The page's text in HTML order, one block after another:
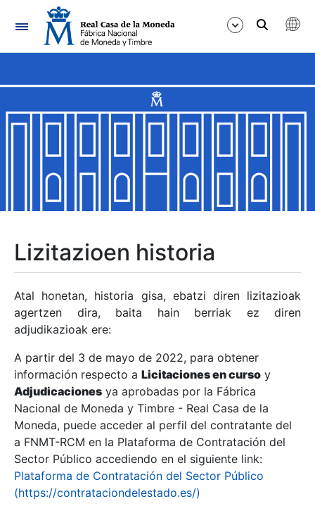
Nabigazioa
Erakutsi/Ezkutatu
Erakutsi/Ezkutatu
Erakutsi/Ezkutatu
Erakutsi/Ezkutatu
Erakutsi/Ezkutatu
Erakutsi/Ezkutatu
Erakutsi/Ezkutatu
Lizitazioen historia
Atal honetan, historia gisa, ebatzi diren lizitazioak
agertzen dira, baita hain berriak ez diren
adjudikazioak ere:
A partir del 3 de mayo de 2022, para obtener
información respecto a Licitaciones en curso y
Adjudicaciones ya aprobadas por la Fábrica
Nacional de Moneda y Timbre - Real Casa de la
Moneda, puede acceder al perfil del contratante del
a FNMT-RCM en la Plataforma de Contratación del
Sector Público accediendo en el siguiente link:
Plataforma de Contratación del Sector Público
(https://contrataciondelestado.es/)